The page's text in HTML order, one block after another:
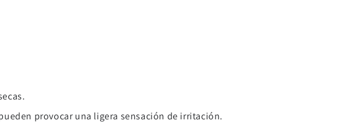
provocar una ligera sensación de irritación.